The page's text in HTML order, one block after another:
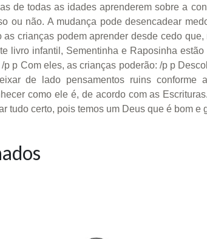
de todas as idades aprenderem sobre a
ou não. A mudança pode desencadear
as crianças podem aprender desde cedo
livro infantil, Sementinha e Raposinha
p Com eles, as crianças poderão: /p p
de lado pensamentos ruins
como ele é, de acordo com as
tudo certo, pois temos um Deus que é bom